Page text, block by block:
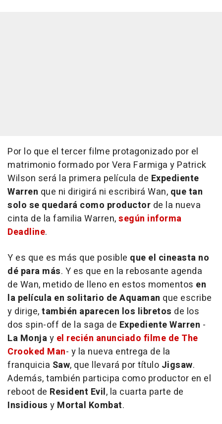
Por lo que el tercer filme protagonizado por el
matrimonio formado por Vera Farmiga y Patrick
Wilson será la primera película de Expediente
Warren que ni dirigirá ni escribirá Wan, que tan
solo se quedará como productor de la nueva
cinta de la familia Warren,según informa
Deadline.
Y es que es más que posible que el cineasta no
dé para más. Y es que en la rebosante agenda
de Wan, metido de lleno en estos momentos en
la película en solitario deAquaman que escribe
y dirige,también aparecen los libretos de los
dos spin-off de la saga de Expediente Warren -
La Monjay el recién anunciado filme de The
Crooked Man- y la nueva entrega de la
franquicia Saw, que llevará por título Jigsaw.
Además, también participa como productor en el
reboot de Resident Evil, la cuarta parte de
Insidious y Mortal Kombat.